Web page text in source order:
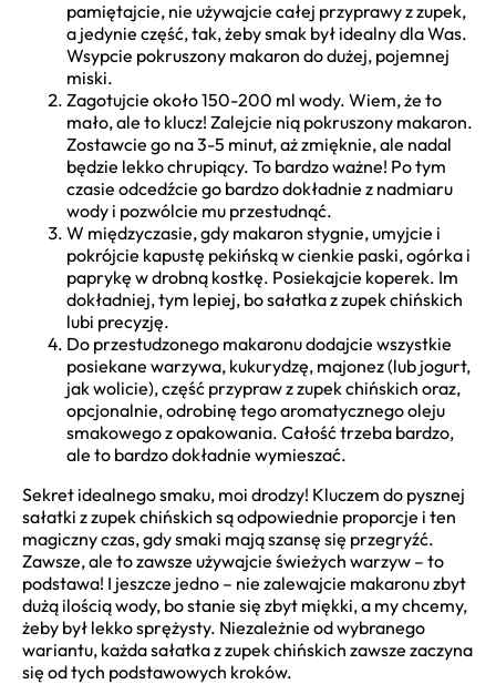
pamiętajcie, nie używajcie całej przyprawy z zupek,
a jedynie część, tak, żeby smak był idealny dla Was.
Wsypcie pokruszony makaron do dużej, pojemnej
miski.
Zagotujcie około 150-200 ml wody. Wiem, że to
mało, ale to klucz! Zalejcie nią pokruszony makaron.
Zostawcie go na 3-5 minut, aż zmięknie, ale nadal
będzie lekko chrupiący. To bardzo ważne! Po tym
czasie odcedźcie go bardzo dokładnie z nadmiaru
wody i pozwólcie mu przestudnąć.
W międzyczasie, gdy makaron stygnie, umyjcie i
pokrójcie kapustę pekińską w cienkie paski, ogórka i
paprykę w drobną kostkę. Posiekajcie koperek. Im
dokładniej, tym lepiej, bo sałatka z zupek chińskich
lubi precyzję.
Do przestudzonego makaronu dodajcie wszystkie
posiekane warzywa, kukurydzę, majonez (lub jogurt,
jak wolicie), część przypraw z zupek chińskich oraz,
opcjonalnie, odrobinę tego aromatycznego oleju
smakowego z opakowania. Całość trzeba bardzo,
ale to bardzo dokładnie wymieszać.
Sekret idealnego smaku, moi drodzy! Kluczem do pysznej
sałatki z zupek chińskich są odpowiednie proporcje i ten
magiczny czas, gdy smaki mają szansę się przegryźć.
Zawsze, ale to zawsze używajcie świeżych warzyw – to
podstawa! I jeszcze jedno – nie zalewajcie makaronu zbyt
dużą ilością wody, bo stanie się zbyt miękki, a my chcemy,
żeby był lekko sprężysty. Niezależnie od wybranego
wariantu, każda sałatka z zupek chińskich zawsze zaczyna
się od tych podstawowych kroków.